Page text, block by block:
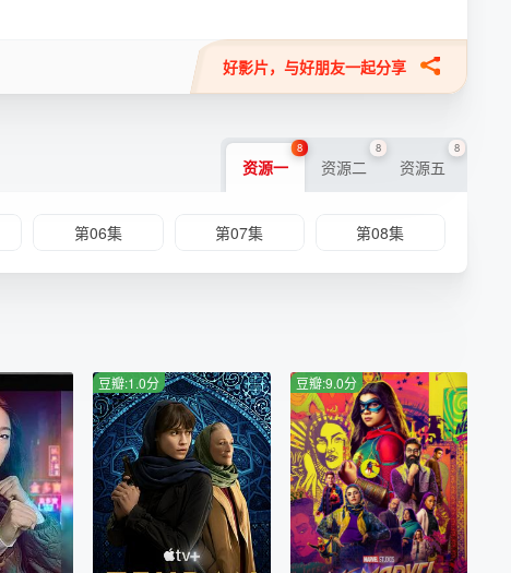
好影片，与好朋友一起分享
资源一
8
资源二
8
资源五
8
第06集 第07集 第08集
豆瓣:1.0分 豆瓣:9.0分